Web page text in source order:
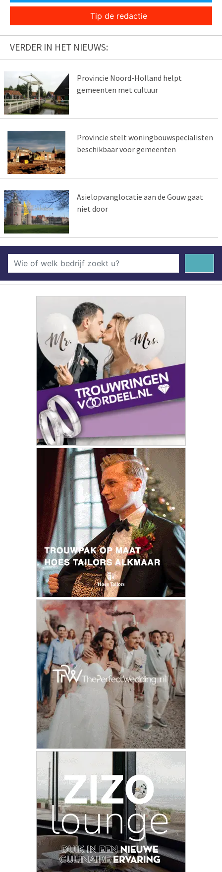
Tip de redactie
VERDER IN HET NIEUWS:
Provincie Noord-Holland helpt
gemeenten met cultuur
Provincie stelt woningbouwspecialisten
beschikbaar voor gemeenten
Asielopvanglocatie aan de Gouw gaat
niet door